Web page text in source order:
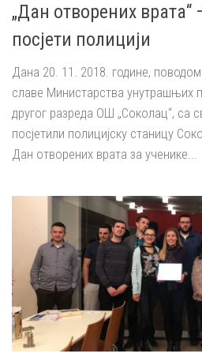
„Дан отворених врата“
посјети полицији
Дана 20. 11. 2018. године,
славе Министарства унутрашњих
другог разреда ОШ „Соколац“, са
посјетили полицијску станицу
Дан отворених врата за ученике...